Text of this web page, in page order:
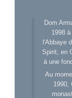
Dom
1998
l'Abbaye
Spirit, en
à une
Au
1990,